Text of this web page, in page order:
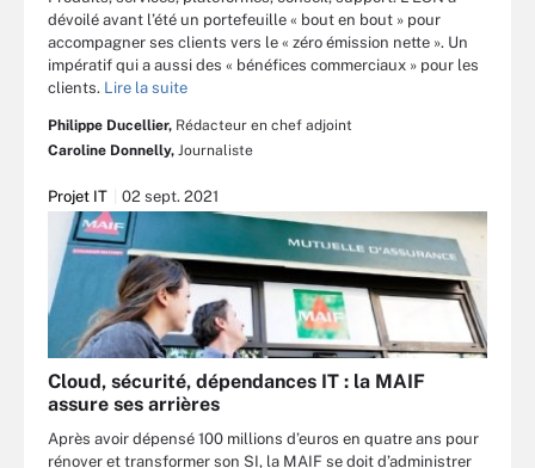
dévoilé avant l’été un portefeuille « bout en bout » pour
accompagner ses clients vers le « zéro émission nette ». Un
impératif qui a aussi des « bénéfices commerciaux » pour les
clients. Lire la suite
Philippe Ducellier, Rédacteur en chef adjoint
Caroline Donnelly, Journaliste
Projet IT 02 sept. 2021
Cloud, sécurité, dépendances IT : la MAIF
assure ses arrières
Après avoir dépensé 100 millions d’euros en quatre ans pour
rénover et transformer son SI, la MAIF se doit d’administrer